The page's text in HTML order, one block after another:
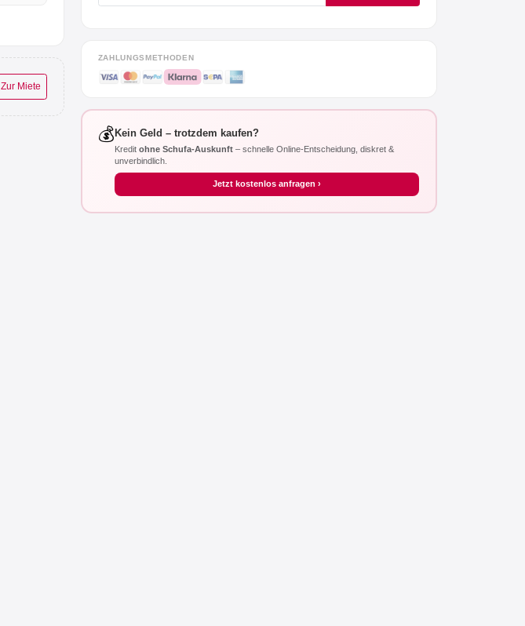
Zur Miete
ZAHLUNGSMETHODEN
💰 Kein Geld – trotzdem kaufen?
Kredit ohne Schufa-Auskunft – schnelle Online-Entscheidung, diskret &
unverbindlich.
Jetzt kostenlos anfragen ›